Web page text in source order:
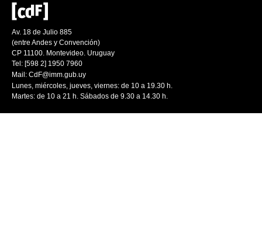
Av. 18 de Julio 885
(entre Andes y Convención)
CP 11100. Montevideo. Uruguay
Tel: [598 2] 1950 7960
Mail: CdF@imm.gub.uy
Lunes, miércoles, jueves, viernes: de 10 a 19.30 h.
Martes: de 10 a 21 h. Sábados de 9.30 a 14.30 h.